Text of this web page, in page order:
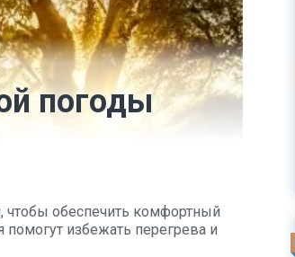
погоды
обеспечить комфортный
помогут избежать перегрева и